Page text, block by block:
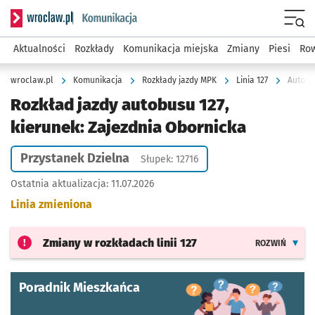
Serwis informacyjny wroclaw.pl podserwis: Komunikacja
Aktualności Rozkłady Komunikacja miejska Zmiany Piesi
wroclaw.pl Komunikacja Rozkłady jazdy MPK Linia 127
Rozkład jazdy autobusu 127,
kierunek: Zajezdnia Obornicka
Przystanek Dzielna Słupek: 12716
Ostatnia aktualizacja: 11.07.2026
Linia zmieniona
Zmiany w rozkładach linii 127 ROZWIŃ
Poradnik Mieszkańca